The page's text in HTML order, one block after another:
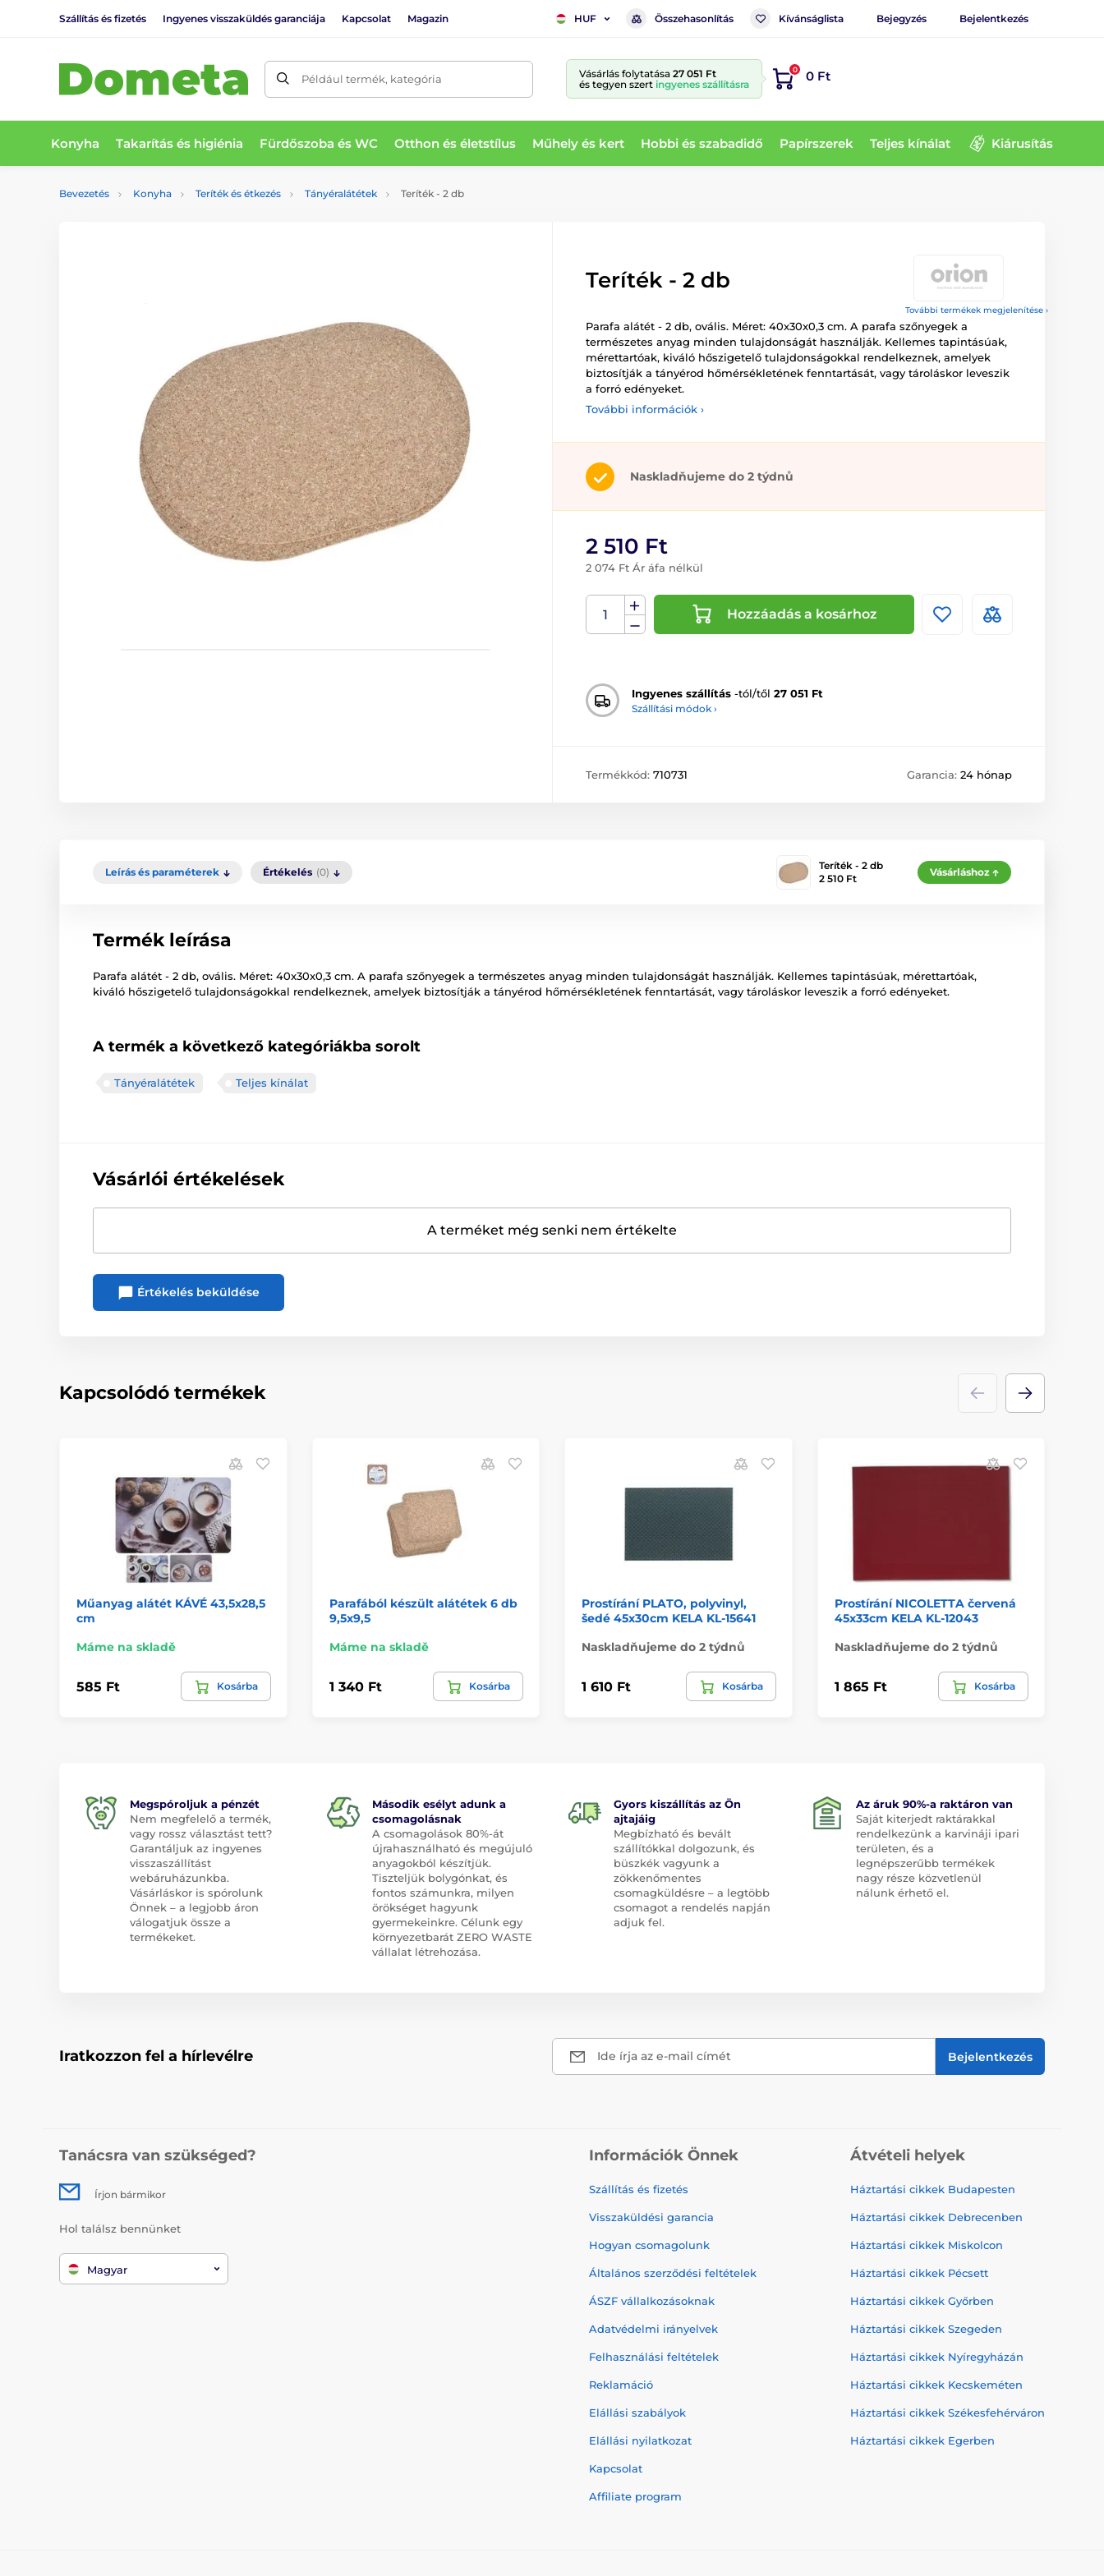
Szállítás és fizetés Ingyenes visszaküldés garanciája Kapcsolat Magazin HUF Összehasonlítás Kívánságlista Bejegyzés Bejelentkezés
Például termék, kategória Vásárlás folytatása 27 051 Ft
és tegyen szert ingyenes szállításra
0 0 Ft
Konyha Takarítás és higiénia Fürdőszoba és WC Otthon és életstílus Műhely és kert Hobbi és szabadidő Papírszerek Teljes kínálat Kiárusítás
Bevezetés Konyha Teríték és étkezés Tányéralátétek Teríték - 2 db
További termékek megjelenítése ›
Teríték - 2 db
Parafa alátét - 2 db, ovális. Méret: 40x30x0,3 cm. A parafa szőnyegek a
természetes anyag minden tulajdonságát használják. Kellemes tapintásúak,
mérettartóak, kiváló hőszigetelő tulajdonságokkal rendelkeznek, amelyek
biztosítják a tányérod hőmérsékletének fenntartását, vagy tároláskor leveszik
a forró edényeket.
További információk ›
Naskladňujeme do 2 týdnů
2 510 Ft
2 074 Ft Ár áfa nélkül
Hozzáadás a kosárhoz
Ingyenes szállítás -tól/től 27 051 Ft
Szállítási módok ›
Termékkód: 710731 Garancia: 24 hónap
Leírás és paraméterek Értékelés (0)
Teríték - 2 db
2 510 Ft
Vásárláshoz
Termék leírása
Parafa alátét - 2 db, ovális. Méret: 40x30x0,3 cm. A parafa szőnyegek a természetes anyag minden tulajdonságát használják. Kellemes tapintásúak, mérettartóak,
kiváló hőszigetelő tulajdonságokkal rendelkeznek, amelyek biztosítják a tányérod hőmérsékletének fenntartását, vagy tároláskor leveszik a forró edényeket.
A termék a következő kategóriákba sorolt
Tányéralátétek Teljes kínálat
Vásárlói értékelések
A terméket még senki nem értékelte
Értékelés beküldése
Kapcsolódó termékek
Műanyag alátét KÁVÉ 43,5x28,5
cm
Máme na skladě
585 Ft Kosárba
Parafából készült alátétek 6 db
9,5x9,5
Máme na skladě
1 340 Ft Kosárba
Prostírání PLATO, polyvinyl,
šedé 45x30cm KELA KL-15641
Naskladňujeme do 2 týdnů
1 610 Ft Kosárba
Prostírání NICOLETTA červená
45x33cm KELA KL-12043
Naskladňujeme do 2 týdnů
1 865 Ft Kosárba
Megspóroljuk a pénzét
Nem megfelelő a termék,
vagy rossz választást tett?
Garantáljuk az ingyenes
visszaszállítást
webáruházunkba.
Vásárláskor is spórolunk
Önnek – a legjobb áron
válogatjuk össze a
termékeket.
Második esélyt adunk a
csomagolásnak
A csomagolások 80%-át
újrahasználható és megújuló
anyagokból készítjük.
Tiszteljük bolygónkat, és
fontos számunkra, milyen
örökséget hagyunk
gyermekeinkre. Célunk egy
környezetbarát ZERO WASTE
vállalat létrehozása.
Gyors kiszállítás az Ön
ajtajáig
Megbízható és bevált
szállítókkal dolgozunk, és
büszkék vagyunk a
zökkenőmentes
csomagküldésre – a legtöbb
csomagot a rendelés napján
adjuk fel.
Az áruk 90%-a raktáron van
Saját kiterjedt raktárakkal
rendelkezünk a karvináji ipari
területen, és a
legnépszerűbb termékek
nagy része közvetlenül
nálunk érhető el.
Iratkozzon fel a hírlevélre Ide írja az e-mail címét Bejelentkezés
Tanácsra van szükséged?
Írjon bármikor
Hol találsz bennünket
Magyar
Információk Önnek
Szállítás és fizetés
Visszaküldési garancia
Hogyan csomagolunk
Általános szerződési feltételek
ÁSZF vállalkozásoknak
Adatvédelmi irányelvek
Felhasználási feltételek
Reklamáció
Elállási szabályok
Elállási nyilatkozat
Kapcsolat
Affiliate program
Átvételi helyek
Háztartási cikkek Budapesten
Háztartási cikkek Debrecenben
Háztartási cikkek Miskolcon
Háztartási cikkek Pécsett
Háztartási cikkek Győrben
Háztartási cikkek Szegeden
Háztartási cikkek Nyíregyházán
Háztartási cikkek Kecskeméten
Háztartási cikkek Székesfehérváron
Háztartási cikkek Egerben